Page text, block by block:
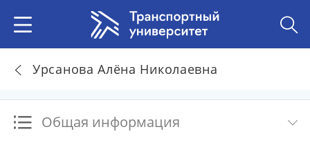
Урсанова Алёна Николаевна
Общая информация